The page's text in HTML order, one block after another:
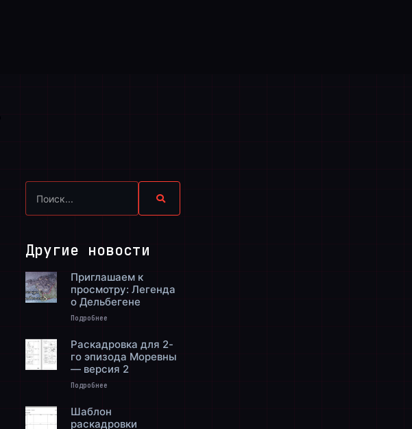
Другие новости
Приглашаем к
просмотру: Легенда
о Дельбегене
Подробнее
Раскадровка для 2-
го эпизода Моревны
— версия 2
Подробнее
Шаблон
раскадровки